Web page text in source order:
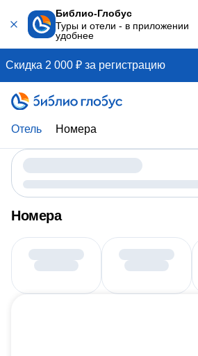
Библио-Глобус
Туры и отели - в приложении
удобнее
Скидка 2 000 ₽ за регистрацию
Отель Номера
Номера